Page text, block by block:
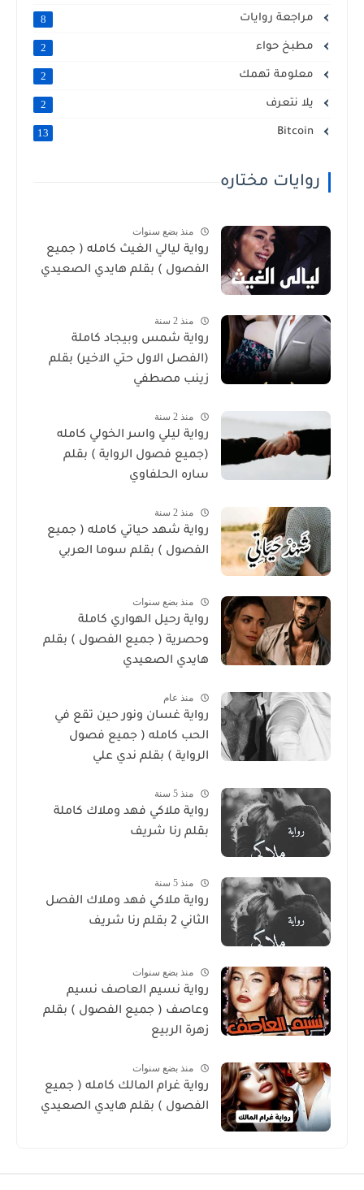
مراجعة روايات 8
مطبخ حواء 2
معلومة تهمك 2
يلا نتعرف 2
13
روايات مختاره
منذ بضع سنوات
رواية ليالي الغيث كامله ( جميع
الفصول ) بقلم هايدي الصعيدي
منذ 2 سنة
رواية شمس وبيجاد كاملة
(الفصل الاول حتي الاخير) بقلم
زينب مصطفي
منذ 2 سنة
رواية ليلي واسر الخولي كامله
(جميع فصول الرواية ) بقلم
ساره الحلفاوي
منذ 2 سنة
رواية شهد حياتي كامله ( جميع
الفصول ) بقلم سوما العربي
منذ بضع سنوات
رواية رحيل الهواري كاملة
وحصرية ( جميع الفصول ) بقلم
هايدي الصعيدي
منذ عام
رواية غسان ونور حين تقع في
الحب كامله ( جميع فصول
الرواية ) بقلم ندي علي
منذ 5 سنة
رواية ملاكي فهد وملاك كاملة
بقلم رنا شريف
منذ 5 سنة
رواية ملاكي فهد وملاك الفصل
الثاني 2 بقلم رنا شريف
منذ بضع سنوات
رواية نسيم العاصف نسيم
وعاصف ( جميع الفصول ) بقلم
زهرة الربيع
منذ بضع سنوات
رواية غرام المالك كامله ( جميع
الفصول ) بقلم هايدي الصعيدي